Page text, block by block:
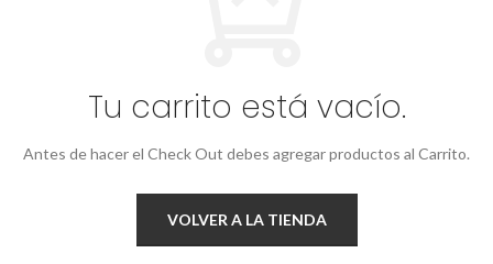
Tu carrito está vacío.
Antes de hacer el Check Out debes agregar productos al Carrito.
VOLVER A LA TIENDA